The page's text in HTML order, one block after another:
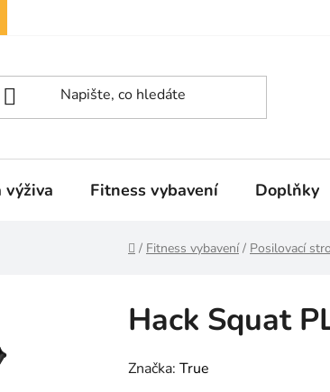
výživa Fitness vybavení Doplňky
Domů
/ Fitness vybavení / Posilovací
Hack Squat
Značka: True